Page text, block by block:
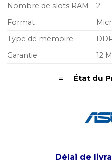
Nombre de slots RAM
2
Format
Type de mémoire
Garantie
12
≡ État du
Délai de